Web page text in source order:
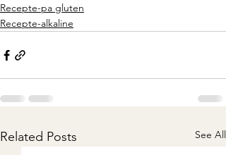
Recepte-pa gluten
Recepte-alkaline
Related Posts See All